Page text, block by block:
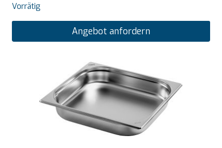
Vorrätig
Angebot anfordern